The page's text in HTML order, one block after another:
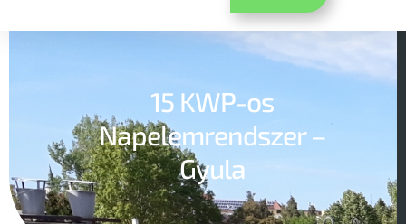
15 KWP-os
Napelemrendszer –
Gyula